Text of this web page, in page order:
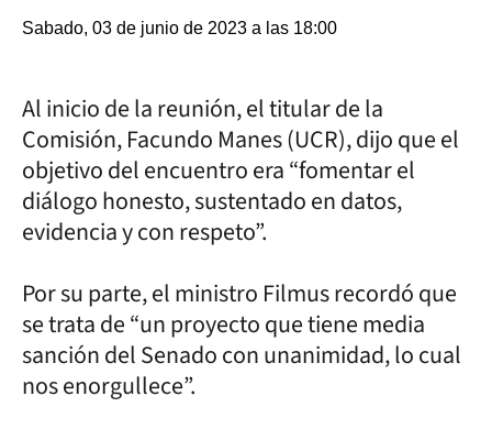
Sabado, 03 de junio de 2023 a las 18:00
Al inicio de la reunión, el titular de la
Comisión, Facundo Manes (UCR), dijo que el
objetivo del encuentro era “fomentar el
diálogo honesto, sustentado en datos,
evidencia y con respeto”.
Por su parte, el ministro Filmus recordó que
se trata de “un proyecto que tiene media
sanción del Senado con unanimidad, lo cual
nos enorgullece”.